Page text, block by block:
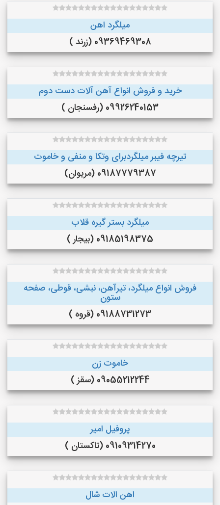
میلگرد اهن
09369469308 (زرند )
خرید و فروش انواع آهن آلات دست دوم
09926240153 (رفسنجان )
تیرچه فیبر میلگردبرای وتکا و منفی و خاموت
09187779387 (مریوان)
میلگرد بستر گیره قلاب
09185198375 (بیجار )
فروش انواع میلگرد، تیرآهن، نبشی، قوطی، صفحه
ستون
09188731273 (قروه )
خاموت زن
09055212244 (سقز )
پروفیل امیر
09109314270 (تاکستان )
اهن الات شال